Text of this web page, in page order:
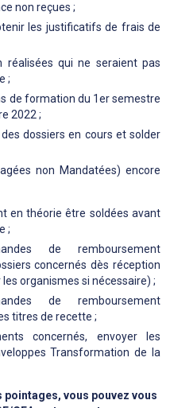
non reçues ;
les justificatifs de frais de
qui ne seraient pas
;
de formation du 1er semestre
2022 ;
dossiers en cours et solder
non Mandatées) encore
en théorie être soldées avant
;
de remboursement
concernés dès réception
organismes si nécessaire) ;
de remboursement
titres de recette ;
concernés, envoyer les
Transformation de la
pointages, vous pouvez vous